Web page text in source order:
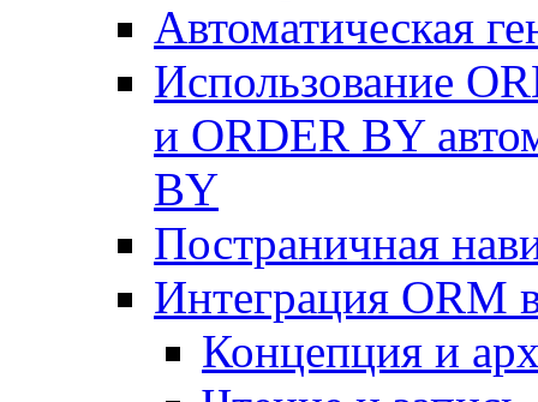
Автоматическая
Использование
и ORDER BY
BY
Постраничная
Интеграция ORM
Концепция и